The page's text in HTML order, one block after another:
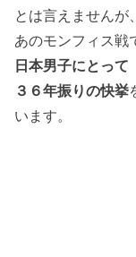
とは言えませんが、
あのモンフィス戦
日本男子にとって
３６年振りの快挙
います。